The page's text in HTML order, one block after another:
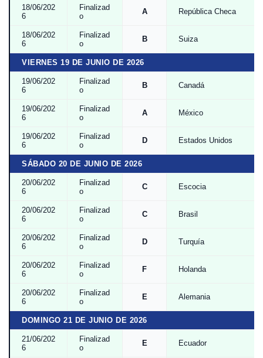
18/06/202
6
Finalizad
o
A República Checa
18/06/202
6
Finalizad
o
B Suiza
VIERNES 19 DE JUNIO DE 2026
19/06/202
6
Finalizad
o
B Canadá
19/06/202
6
Finalizad
o
A México
19/06/202
6
Finalizad
o
D Estados Unidos
SÁBADO 20 DE JUNIO DE 2026
20/06/202
6
Finalizad
o
C Escocia
20/06/202
6
Finalizad
o
C Brasil
20/06/202
6
Finalizad
o
D Turquía
20/06/202
6
Finalizad
o
F Holanda
20/06/202
6
Finalizad
o
E Alemania
DOMINGO 21 DE JUNIO DE 2026
21/06/202
6
Finalizad
o
E Ecuador